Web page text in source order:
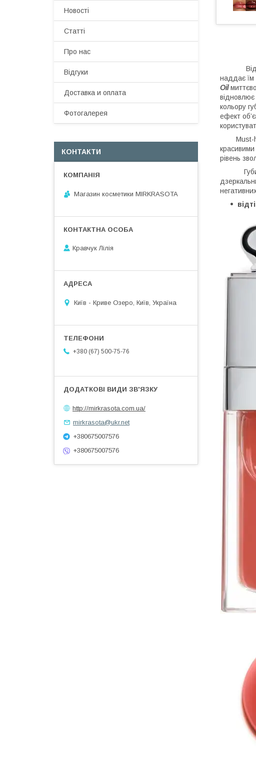
наддає їм
Oil
кольору
ефект
Must-
рівень
Губи
Новості
Статті
Про нас
Відгуки
Доставка и оплата
Фотогалерея
КОНТАКТИ
Магазин косметики MIRKRASOTA
Кравчук Лілія
Київ - Криве Озеро, Київ, Україна
+380 (67) 500-75-76
http://mirkrasota.com.ua/
mirkrasota@ukr.net
+380675007576
+380675007576